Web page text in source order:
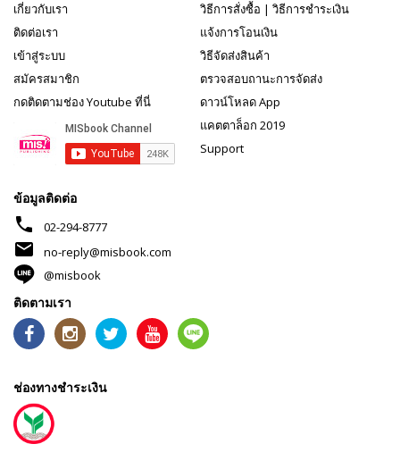
เกี่ยวกับเรา
ติดต่อเรา
เข้าสู่ระบบ
สมัครสมาชิก
กดติดตามช่อง Youtube ที่นี่
วิธีการสั่งซื้อ | วิธีการชำระเงิน
แจ้งการโอนเงิน
วิธีจัดส่งสินค้า
ตรวจสอบถานะการจัดส่ง
ดาวน์โหลด App
แคตตาล็อก 2019
Support
ข้อมูลติดต่อ
phone 02-294-8777
mail
no-reply@misbook.com
@misbook
ติดตามเรา
ช่องทางชำระเงิน